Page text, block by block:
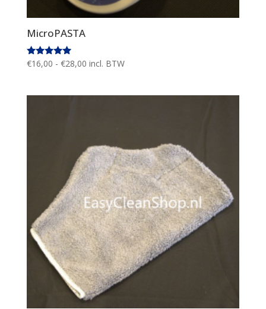
MicroPASTA
Gewaardeerd
5.00
€16,00 - €28,00Prijsklasse:
incl. BTW